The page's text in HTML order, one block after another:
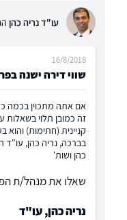
עו"ד נריה כהן
שווי דירה ישנה
16/8/2018
אם אתה מתכוין בכמה
זה כמובן תלוי
קניינית (חתימות)
בברכה, נריה כהן,
כהן ושות'
שאלו את מנהל/ת
נריה כהן, עו"ד